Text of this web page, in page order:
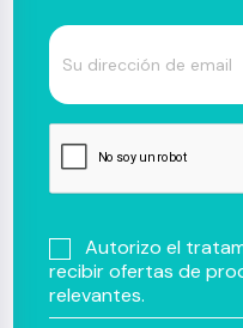
Autorizo el
recibir ofertas de
relevantes.